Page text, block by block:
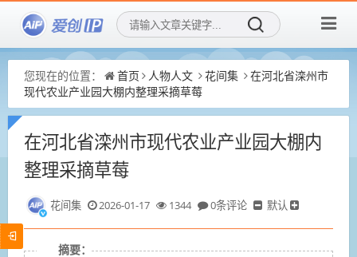
您现在的位置： 首页 人物人文 花间集
在河北省滦州市
现代农业产业园大棚内整理采摘草莓
在河北省滦州市现代农业产业园大棚内
整理采摘草莓
花间集 2026-01-17 1344 0条评论 默认
摘要：